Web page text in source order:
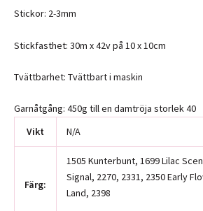
Stickor: 2-3mm
Stickfasthet: 30m x 42v på 10 x 10cm
Tvättbarhet: Tvättbart i maskin
Garnåtgång: 450g till en damtröja storlek 40
Vikt
N/A
Färg:
1505 Kunterbunt, 1699 Lilac
Signal, 2270, 2331, 2350 Early
Land, 2398